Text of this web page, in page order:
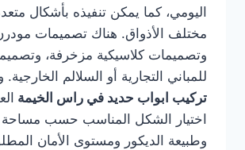
اليومي، كما يمكن تنفيذه بأشكال
مختلف الأذواق. هناك تصميمات
وتصميمات كلاسيكية مزخرفة،
للمباني التجارية أو السلالم
تركيب ابواب حديد في راس الخيمة
اختيار الشكل المناسب حسب مساحة
وطبيعة الديكور ومستوى الأمان